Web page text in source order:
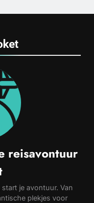
reisavontuur
je avontuur. Van
plekjes voor